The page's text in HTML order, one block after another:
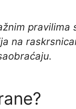
pravilima
na